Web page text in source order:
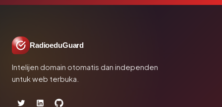
RadioeduGuard
Intelijen domain otomatis dan independen
untuk web terbuka.